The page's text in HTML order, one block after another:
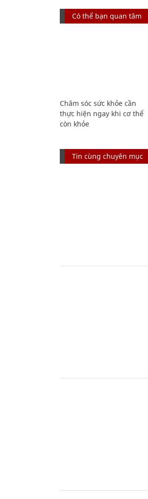
Có thể bạn quan tâm
Chăm sóc sức khỏe cần
thực hiện ngay khi cơ thể
còn khỏe
Tin cùng chuyên mục